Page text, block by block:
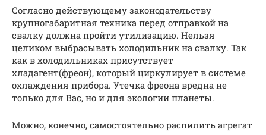
Согласно действующему законодательству
крупногабаритная техника перед отправкой на
свалку должна пройти утилизацию. Нельзя
целиком выбрасывать холодильник на свалку. Так
как в холодильниках присутствует
хладагент(фреон), который циркулирует в системе
охлаждения прибора. Утечка фреона вредна не
только для Вас, но и для экологии планеты.
Можно, конечно, самостоятельно распилить агрегат